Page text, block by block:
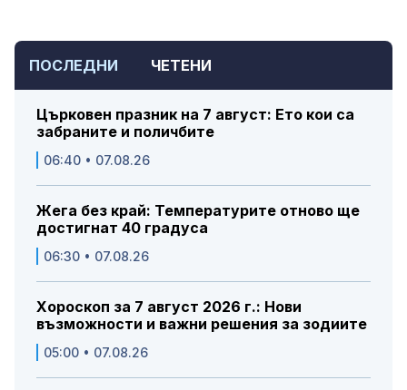
ПОСЛЕДНИ ЧЕТЕНИ
Църковен празник на 7 август: Ето кои са
забраните и поличбите
06:40 • 07.08.26
Жега без край: Температурите отново ще
достигнат 40 градуса
06:30 • 07.08.26
Хороскоп за 7 август 2026 г.: Нови
възможности и важни решения за зодиите
05:00 • 07.08.26